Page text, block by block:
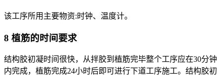
该工序所用主要物资:时钟、温度计。
8 植筋的时间要求
结构胶初凝时间很快，从拌胶到植筋完毕整个工序应在30分钟
内完成，植筋完成24小时后即可进行下道工序施工。结构胶初